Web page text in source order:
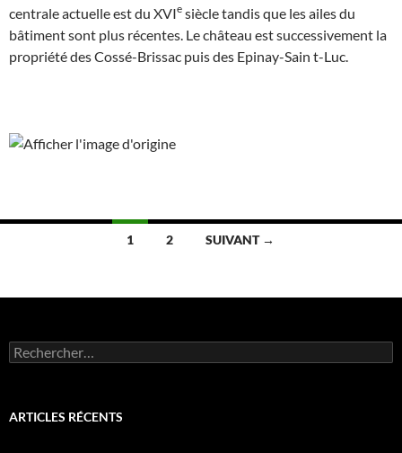
centrale actuelle est du XVIe siècle tandis que les ailes du
bâtiment sont plus récentes. Le château est successivement la
propriété des Cossé-Brissac puis des Epinay-Sain t-Luc.
articles
1 2 SUIVANT →
Rechercher :
ARTICLES RÉCENTS